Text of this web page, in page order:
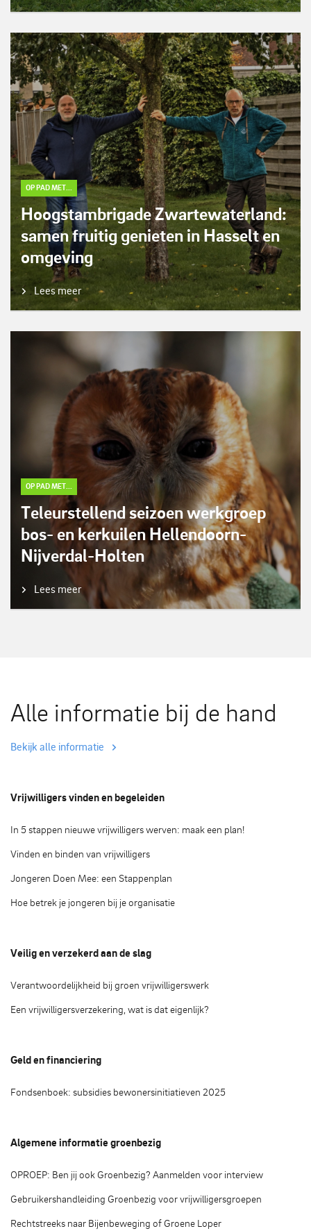
OP PAD MET...
Hoogstambrigade Zwartewaterland:
samen fruitig genieten in Hasselt en
omgeving
Lees meer
OP PAD MET...
Teleurstellend seizoen werkgroep
bos- en kerkuilen Hellendoorn-
Nijverdal-Holten
Lees meer
Alle informatie bij de hand
Bekijk alle informatie
Vrijwilligers vinden en begeleiden
In 5 stappen nieuwe vrijwilligers werven: maak een plan!
Vinden en binden van vrijwilligers
Jongeren Doen Mee: een Stappenplan
Hoe betrek je jongeren bij je organisatie
Veilig en verzekerd aan de slag
Verantwoordelijkheid bij groen vrijwilligerswerk
Een vrijwilligersverzekering, wat is dat eigenlijk?
Geld en financiering
Fondsenboek: subsidies bewonersinitiatieven 2025
Algemene informatie groenbezig
OPROEP: Ben jij ook Groenbezig? Aanmelden voor interview
Gebruikershandleiding Groenbezig voor vrijwilligersgroepen
Rechtstreeks naar Bijenbeweging of Groene Loper